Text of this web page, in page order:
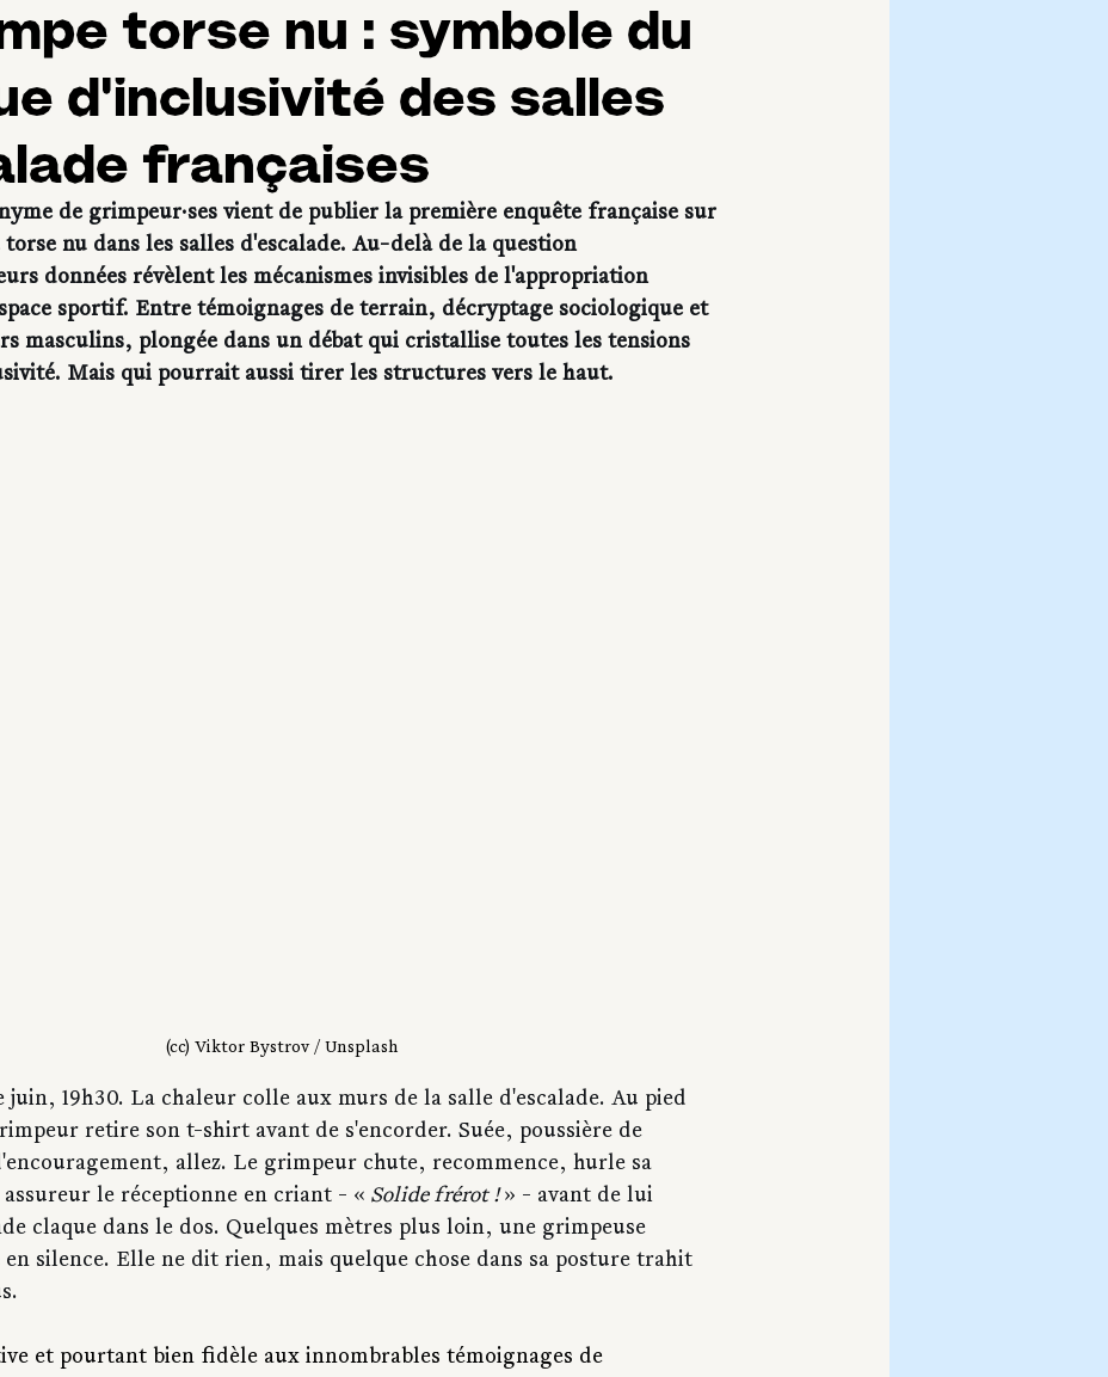
torse nu : symbole du
d'inclusivité des salles
françaises
de grimpeur·ses vient de publier la première enquête française sur
nu dans les salles d'escalade. Au-delà de la question
données révèlent les mécanismes invisibles de l'appropriation
sportif. Entre témoignages de terrain, décryptage sociologique et
masculins, plongée dans un débat qui cristallise toutes les tensions
Mais qui pourrait aussi tirer les structures vers le haut.
(cc) Viktor Bystrov / Unsplash
juin, 19h30. La chaleur colle aux murs de la salle d'escalade. Au pied
retire son t-shirt avant de s'encorder. Suée, poussière de
allez. Le grimpeur chute, recommence, hurle sa
le réceptionne en criant - « Solide frérot ! » - avant de lui
claque dans le dos. Quelques mètres plus loin, une grimpeuse
en silence. Elle ne dit rien, mais quelque chose dans sa posture trahit
et pourtant bien fidèle aux innombrables témoignages de